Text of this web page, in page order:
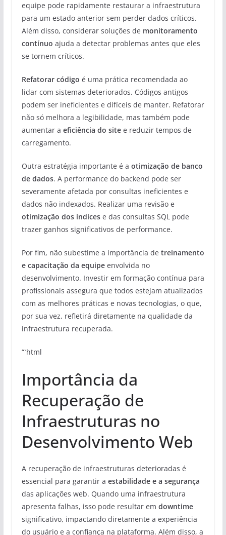
equipe pode rapidamente restaurar a infraestrutura
para um estado anterior sem perder dados críticos.
Além disso, considerar soluções de monitoramento
contínuo ajuda a detectar problemas antes que eles
se tornem críticos.
Refatorar código é uma prática recomendada ao
lidar com sistemas deteriorados. Códigos antigos
podem ser ineficientes e difíceis de manter. Refatorar
não só melhora a legibilidade, mas também pode
aumentar a eficiência do sitee reduzir tempos de
carregamento.
Outra estratégia importante é a otimização de banco
de dados. A performance do backend pode ser
severamente afetada por consultas ineficientes e
dados não indexados. Realizar uma revisão e
otimização dos índicese das consultas SQL pode
trazer ganhos significativos de performance.
Por fim, não subestime a importância de treinamento
e capacitação da equipeenvolvida no
desenvolvimento. Investir em formação contínua para
profissionais assegura que todos estejam atualizados
com as melhores práticas e novas tecnologias, o que,
por sua vez, refletirá diretamente na qualidade da
infraestrutura recuperada.
“`html
Importância da
Recuperação de
Infraestruturas no
Desenvolvimento Web
A recuperação de infraestruturas deterioradas é
essencial para garantir a estabilidade e a segurança
das aplicações web. Quando uma infraestrutura
apresenta falhas, isso pode resultar em downtime
significativo, impactando diretamente a experiência
do usuário e a confiança na plataforma. Além disso, a